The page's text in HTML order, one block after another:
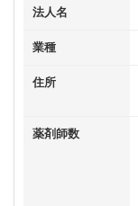
法人名
業種
住所
薬剤師数